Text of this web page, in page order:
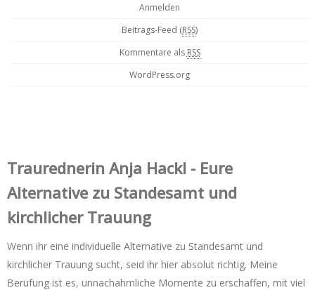
Anmelden
Beitrags-Feed (RSS)
Kommentare als RSS
WordPress.org
Trauredner‌in Anja Hackl - Eure
Alternative zu Standesamt und
kirchlicher Trauung
Wenn ihr eine individuelle Alternative zu Standesamt und
kirchlicher Trauung sucht, seid ihr hier absolut richtig. Meine
Berufung ist es, unnachahmliche Momente zu erschaffen, mit viel